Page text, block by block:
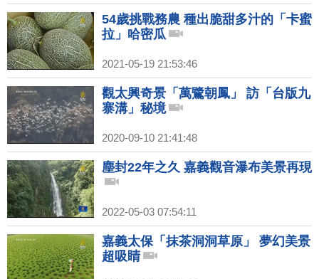
54歲挑戰務農 種出脆甜多汁的「卡蜜
拉」哈密瓜
2021-05-19 21:53:46
觀太興奇景「萬鷺朝鳳」 訪「台版九
寨溝」秘境
2020-09-10 21:41:48
塵封22年之久 嘉義觀音瀑布美景再現
2022-05-03 07:54:11
嘉義太保「抹茶洞洞草原」 夢幻美景
超吸睛